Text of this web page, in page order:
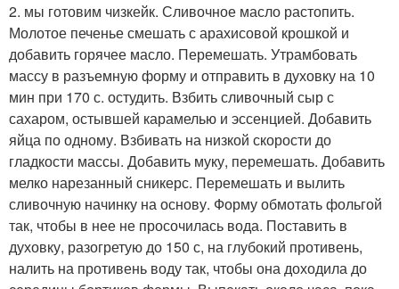
2. мы готовим чизкейк. Сливочное масло растопить.
Молотое печенье смешать с арахисовой крошкой и
добавить горячее масло. Перемешать. Утрамбовать
массу в разъемную форму и отправить в духовку на 10
мин при 170 с. остудить. Взбить сливочный сыр с
сахаром, остывшей карамелью и эссенцией. Добавить
яйца по одному. Взбивать на низкой скорости до
гладкости массы. Добавить муку, перемешать. Добавить
мелко нарезанный сникерс. Перемешать и вылить
сливочную начинку на основу. Форму обмотать фольгой
так, чтобы в нее не просочилась вода. Поставить в
духовку, разогретую до 150 с, на глубокий противень,
налить на противень воду так, чтобы она доходила до